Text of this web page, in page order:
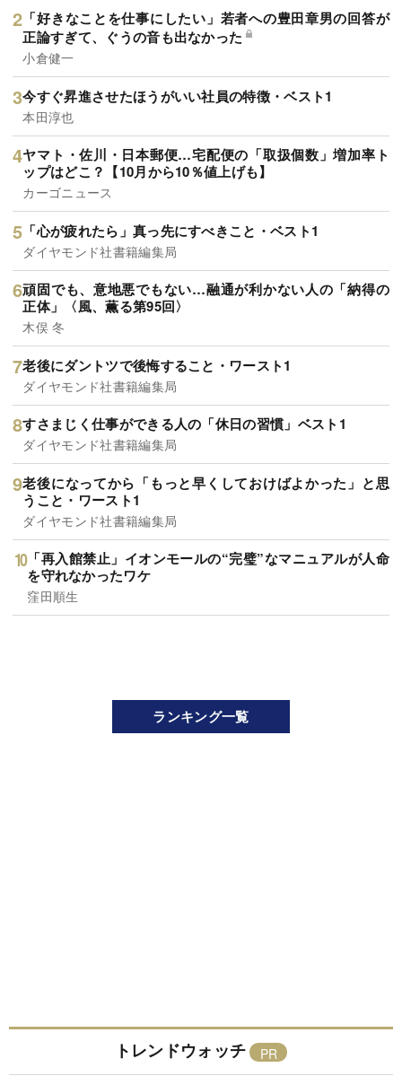
「好きなことを仕事にしたい」若者への豊田章男の回答が
正論すぎて、ぐうの音も出なかった
小倉健一
今すぐ昇進させたほうがいい社員の特徴・ベスト1
本田淳也
ヤマト・佐川・日本郵便…宅配便の「取扱個数」増加率ト
ップはどこ？【10月から10％値上げも】
カーゴニュース
「心が疲れたら」真っ先にすべきこと・ベスト1
ダイヤモンド社書籍編集局
頑固でも、意地悪でもない…融通が利かない人の「納得の
正体」〈風、薫る第95回〉
木俣 冬
老後にダントツで後悔すること・ワースト1
ダイヤモンド社書籍編集局
すさまじく仕事ができる人の「休日の習慣」ベスト1
ダイヤモンド社書籍編集局
老後になってから「もっと早くしておけばよかった」と思
うこと・ワースト1
ダイヤモンド社書籍編集局
「再入館禁止」イオンモールの“完璧”なマニュアルが人命
を守れなかったワケ
窪田順生
ランキング一覧
トレンドウォッチ